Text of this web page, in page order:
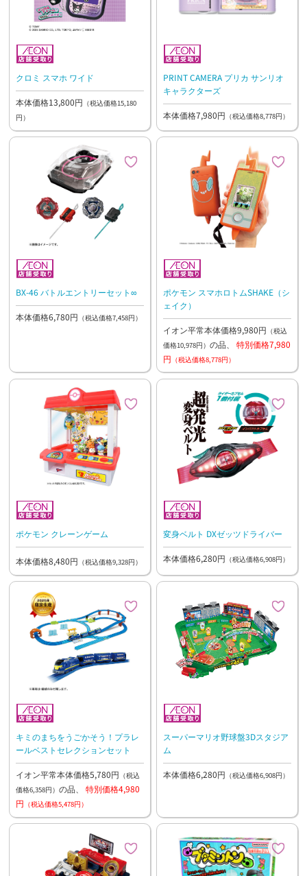
クロミ スマホ ワイド
本体価格13,800円 （税込価格15,180
円）
PRINT CAMERA プリカ サンリオ
キャラクターズ
本体価格7,980円 （税込価格8,778円）
BX-46 バトルエントリーセット∞
本体価格6,780円 （税込価格7,458円）
ポケモン スマホロトムSHAKE（シ
ェイク）
イオン平常本体価格9,980円 （税込
価格10,978円） の品、 特別価格7,980
円 （税込価格8,778円）
ポケモン クレーンゲーム
本体価格8,480円 （税込価格9,328円）
変身ベルト DXゼッツドライバー
本体価格6,280円 （税込価格6,908円）
キミのまちをうごかそう！プラレ
ールベストセレクションセット
イオン平常本体価格5,780円 （税込
価格6,358円） の品、 特別価格4,980
円 （税込価格5,478円）
スーパーマリオ野球盤3Dスタジア
ム
本体価格6,280円 （税込価格6,908円）